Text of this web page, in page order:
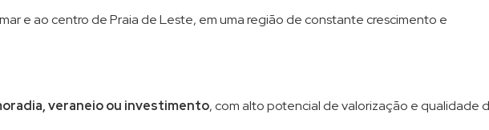
e ao centro de Praia de Leste, em uma região de constante crescimento e
veraneio ou investimento, com alto potencial de valorização e qualidade